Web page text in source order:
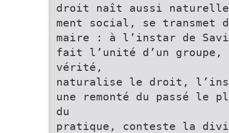
droit naît aussi
ment social, se transmet
maire : à l’instar de
fait l’unité d’un groupe,
vérité,
naturalise le droit,
une remonté du passé
du
pratique, conteste la